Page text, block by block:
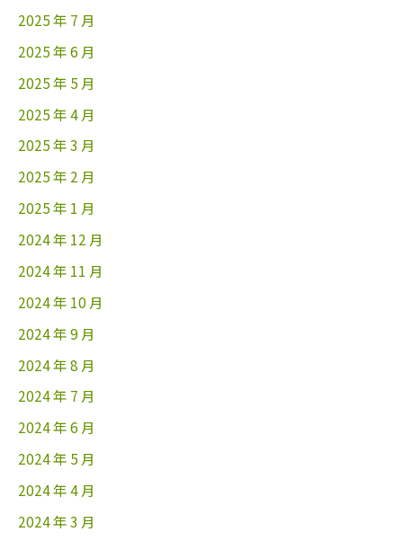
2025 年 7 月
2025 年 6 月
2025 年 5 月
2025 年 4 月
2025 年 3 月
2025 年 2 月
2025 年 1 月
2024 年 12 月
2024 年 11 月
2024 年 10 月
2024 年 9 月
2024 年 8 月
2024 年 7 月
2024 年 6 月
2024 年 5 月
2024 年 4 月
2024 年 3 月